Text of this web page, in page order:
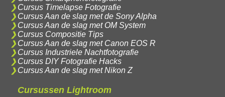
Cursus Timelapse Fotografie
Cursus Aan de slag met de Sony Alpha
Cursus Aan de slag met OM System
Cursus Compositie Tips
Cursus Aan de slag met Canon EOS R
Cursus Industriele Nachtfotografie
Cursus DIY Fotografie Hacks
Cursus Aan de slag met Nikon Z
Cursussen Lightroom